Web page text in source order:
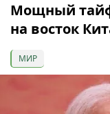
Мощный
на восток
МИР